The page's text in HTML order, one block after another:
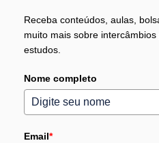
Receba conteúdos, aulas,
muito mais sobre
estudos.
Nome completo
Email*